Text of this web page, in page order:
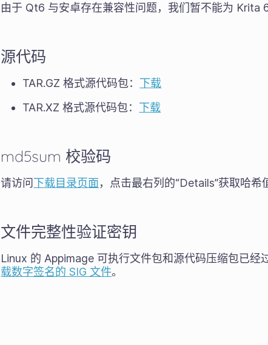
由于 Qt6 与安卓存在兼容性问题，我们暂不能为 Krita
源代码
TAR.GZ 格式源代码包： 下载
TAR.XZ 格式源代码包： 下载
md5sum 校验码
请访问下载目录页面，点击最右列的“Details”获取哈希
文件完整性验证密钥
Linux 的 Appimage 可执行文件包和源代码压缩包已经
载数字签名的 SIG 文件。